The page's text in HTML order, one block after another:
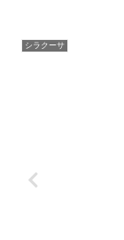
シラクーサ